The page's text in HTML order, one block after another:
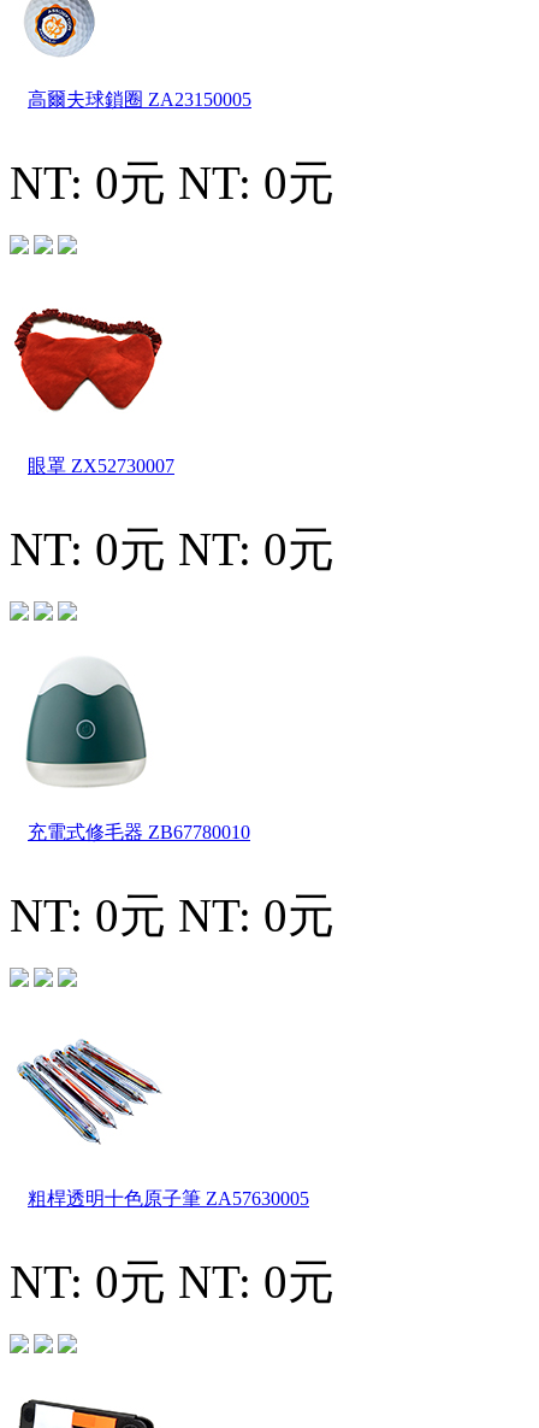
高爾夫球鎖圈 ZA23150005
NT: 0元 NT: 0元
眼罩 ZX52730007
NT: 0元 NT: 0元
充電式修毛器 ZB67780010
NT: 0元 NT: 0元
粗桿透明十色原子筆 ZA57630005
NT: 0元 NT: 0元